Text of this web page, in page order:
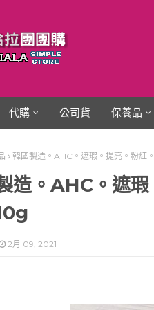
代購 公司貨 保養品
韓國製造。AHC。遮瑕。提亮。粉紅
造。AHC。遮
2月 09, 2021